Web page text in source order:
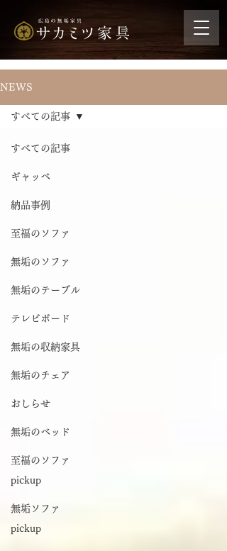
NEWS
すべての記事
ギャッベ
納品事例
至福のソファ
無垢のソファ
無垢のテーブル
テレビボード
無垢の収納家具
無垢のチェア
おしらせ
無垢のベッド
至福のソファ
pickup
無垢ソファ
pickup
すべての記事